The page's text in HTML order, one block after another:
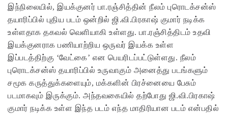
இந்நிலையில், இயக்குனர் பா.ரஞ்சித்தின் நீலம் புரொடக்சன்ஸ்
தயாரிப்பில் புதிய படம் ஒன்றில் ஜி.வி.பிரகாஷ் குமார் நடிக்க
உள்ளதாக தகவல் வெளியாகி உள்ளது. பா.ரஞ்சித்திடம் உதவி
இயக்குனராக பணியாற்றிய ஒருவர் இயக்க உள்ள
இப்படத்திற்கு ‘வேட்கை’ என பெயரிடப்பட்டுள்ளது. நீலம்
புரொடக்சன்ஸ் தயாரிப்பில் உருவாகும் அனைத்து படங்களும்
சமூக கருத்துக்களையும், மக்களின் பிரச்னையை பேசும்
படமாகவும் இருக்கும். அந்தவகையில் தற்போது ஜி.வி.பிரகாஷ்
குமார் நடிக்க உள்ள இந்த படம் எந்த மாதிரியான படம் என்பதில்